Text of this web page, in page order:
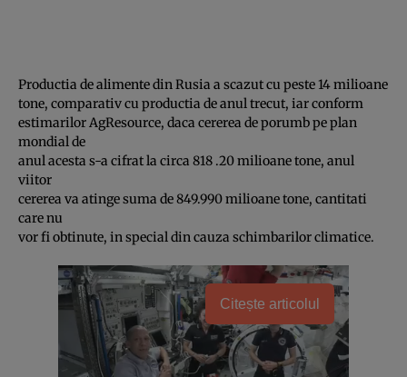
Productia de alimente din Rusia a scazut cu peste 14 milioane
tone, comparativ cu productia de anul trecut, iar conform
estimarilor AgResource, daca cererea de porumb pe plan
mondial de
anul acesta s-a cifrat la circa 818 .20 milioane tone, anul
viitor
cererea va atinge suma de 849.990 milioane tone, cantitati
care nu
vor fi obtinute, in special din cauza schimbarilor climatice.
Citește articolul